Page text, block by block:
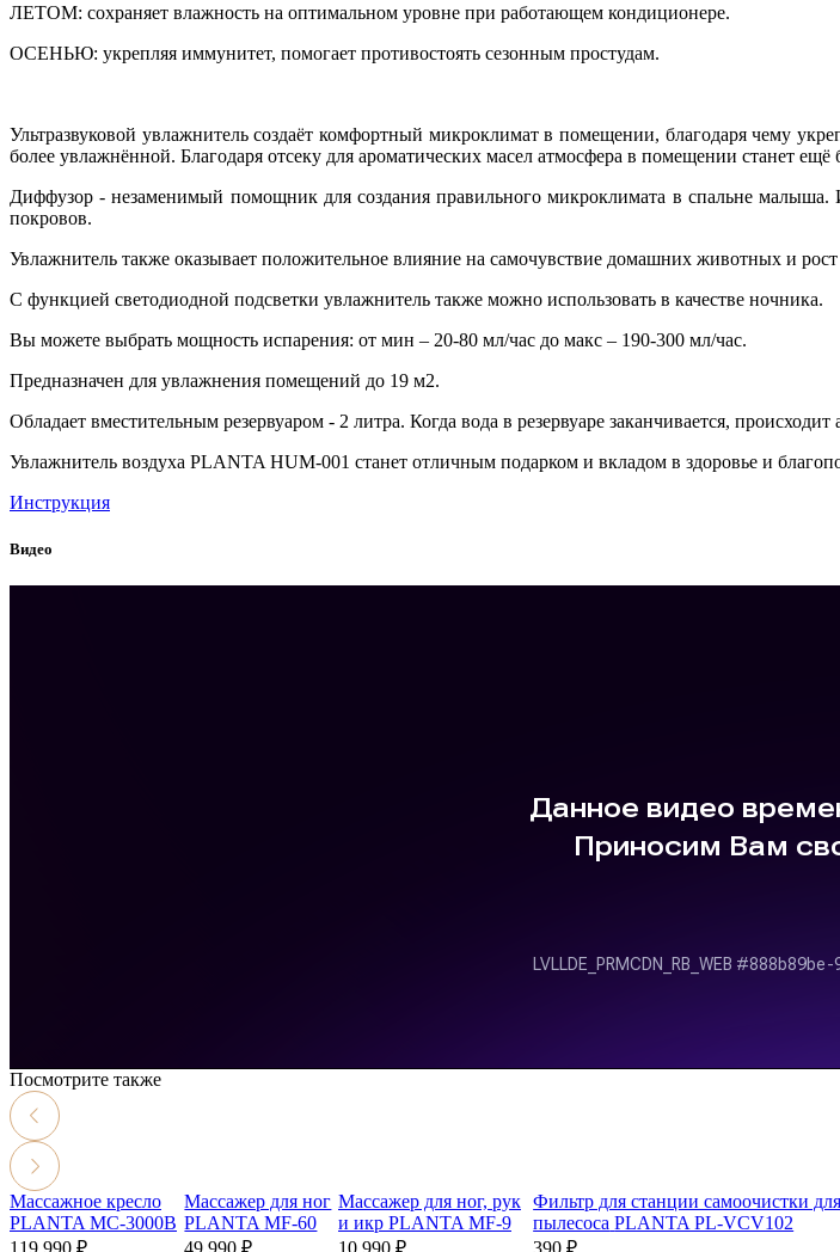
ЛЕТОМ: сохраняет влажность на оптимальном уровне при работающем кондиционере.
ОСЕНЬЮ: укрепляя иммунитет, помогает противостоять сезонным простудам.
Ультразвуковой увлажнитель создаёт комфортный микроклимат в помещении, благодаря чему
более увлажнённой. Благодаря отсеку для ароматических масел атмосфера в помещении станет
Диффузор - незаменимый помощник для создания правильного микроклимата в спальне
покровов.
Увлажнитель также оказывает положительное влияние на самочувствие домашних животных и
С функцией светодиодной подсветки увлажнитель также можно использовать в качестве ночника.
Вы можете выбрать мощность испарения: от мин – 20-80 мл/час до макс – 190-300 мл/час.
Предназначен для увлажнения помещений до 19 м2.
Обладает вместительным резервуаром - 2 литра. Когда вода в резервуаре заканчивается,
Увлажнитель воздуха PLANTA HUM-001 станет отличным подарком и вкладом в здоровье и
Инструкция
Видео
Посмотрите также
Массажное кресло
PLANTA MC-3000B
Массажер для ног
PLANTA MF-60
Массажер для ног, рук
и икр PLANTA MF-9
Фильтр для станции самоочистки для
пылесоса PLANTA PL-VCV102